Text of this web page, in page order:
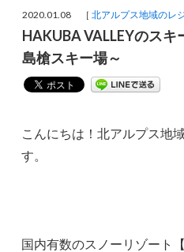
2020.01.08 ［北アルプス地域のレ
HAKUBA VALLEYのス
島槍スキー場～
こんにちは！北アルプス
す。
国内有数のスノーリゾート